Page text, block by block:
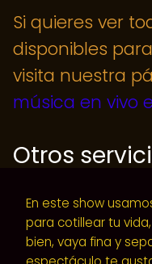
Si quieres ver
disponibles
visita nuestra
música en vivo
Otros
Música
Valencia
Grupo
En este show
para cotillear tu
bien, vaya fina y